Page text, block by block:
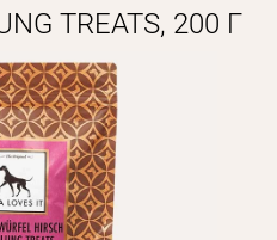
TREATS, 200 Г